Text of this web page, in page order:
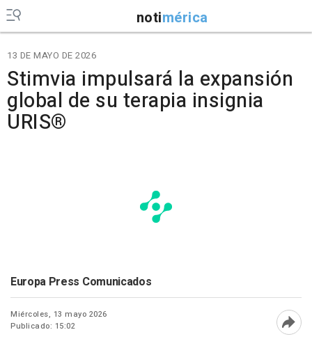
notimérica
13 DE MAYO DE 2026
Stimvia impulsará la expansión
global de su terapia insignia
URIS®
Europa Press Comunicados
Miércoles, 13 mayo 2026
Publicado: 15:02